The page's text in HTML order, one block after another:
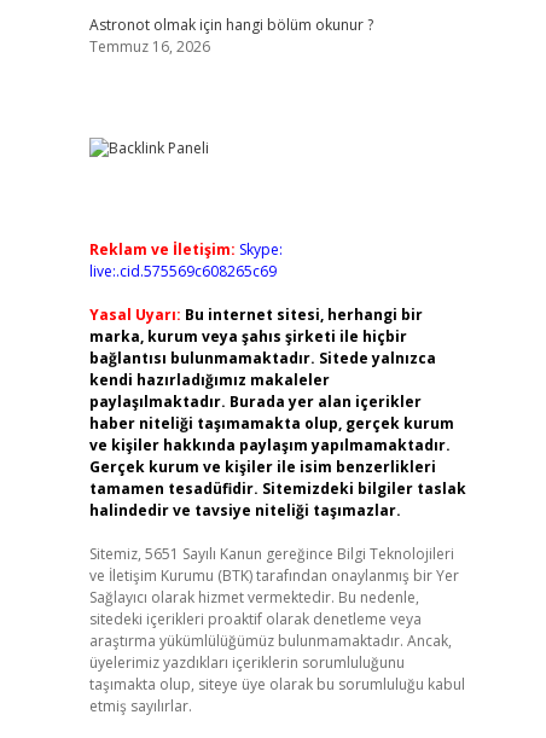
Astronot olmak için hangi bölüm okunur ?
Temmuz 16, 2026
Reklam ve İletişim: Skype:
live:.cid.575569c608265c69
Yasal Uyarı: Bu internet sitesi, herhangi bir
marka, kurum veya şahıs şirketi ile hiçbir
bağlantısı bulunmamaktadır. Sitede yalnızca
kendi hazırladığımız makaleler
paylaşılmaktadır. Burada yer alan içerikler
haber niteliği taşımamakta olup, gerçek kurum
ve kişiler hakkında paylaşım yapılmamaktadır.
Gerçek kurum ve kişiler ile isim benzerlikleri
tamamen tesadüfidir. Sitemizdeki bilgiler taslak
halindedir ve tavsiye niteliği taşımazlar.
Sitemiz, 5651 Sayılı Kanun gereğince Bilgi Teknolojileri
ve İletişim Kurumu (BTK) tarafından onaylanmış bir Yer
Sağlayıcı olarak hizmet vermektedir. Bu nedenle,
sitedeki içerikleri proaktif olarak denetleme veya
araştırma yükümlülüğümüz bulunmamaktadır. Ancak,
üyelerimiz yazdıkları içeriklerin sorumluluğunu
taşımakta olup, siteye üye olarak bu sorumluluğu kabul
etmiş sayılırlar.